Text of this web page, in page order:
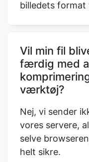
Vil min fil
værktøj?
Nej, vi sender
vores servere,
selve
helt sikre.